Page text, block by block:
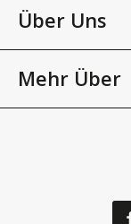
Über Uns
Mehr Über